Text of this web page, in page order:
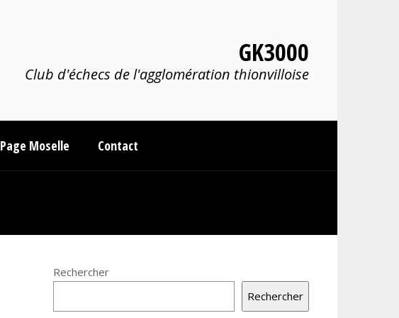
GK3000
Club d'échecs de l'agglomération thionvilloise
Page Moselle Contact
Rechercher
Rechercher